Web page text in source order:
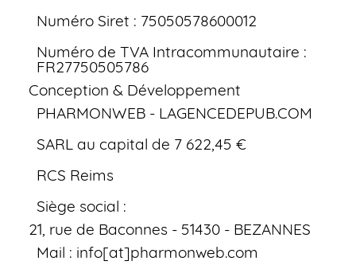
Numéro Siret : 75050578600012
Numéro de TVA Intracommunautaire :
FR27750505786
Conception & Développement
PHARMONWEB - LAGENCEDEPUB.COM
SARL au capital de 7 622,45 €
RCS Reims
Siège social :
21, rue de Baconnes - 51430 - BEZANNES
Mail : info[at]pharmonweb.com